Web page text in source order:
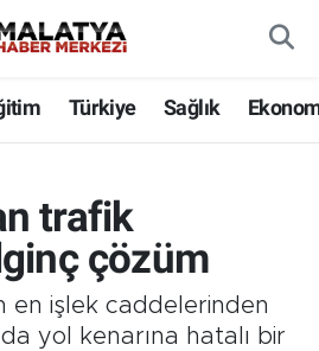
Türkiye Sağlık
trafik
çözüm
en işlek caddelerinden
yol kenarına hatalı bir